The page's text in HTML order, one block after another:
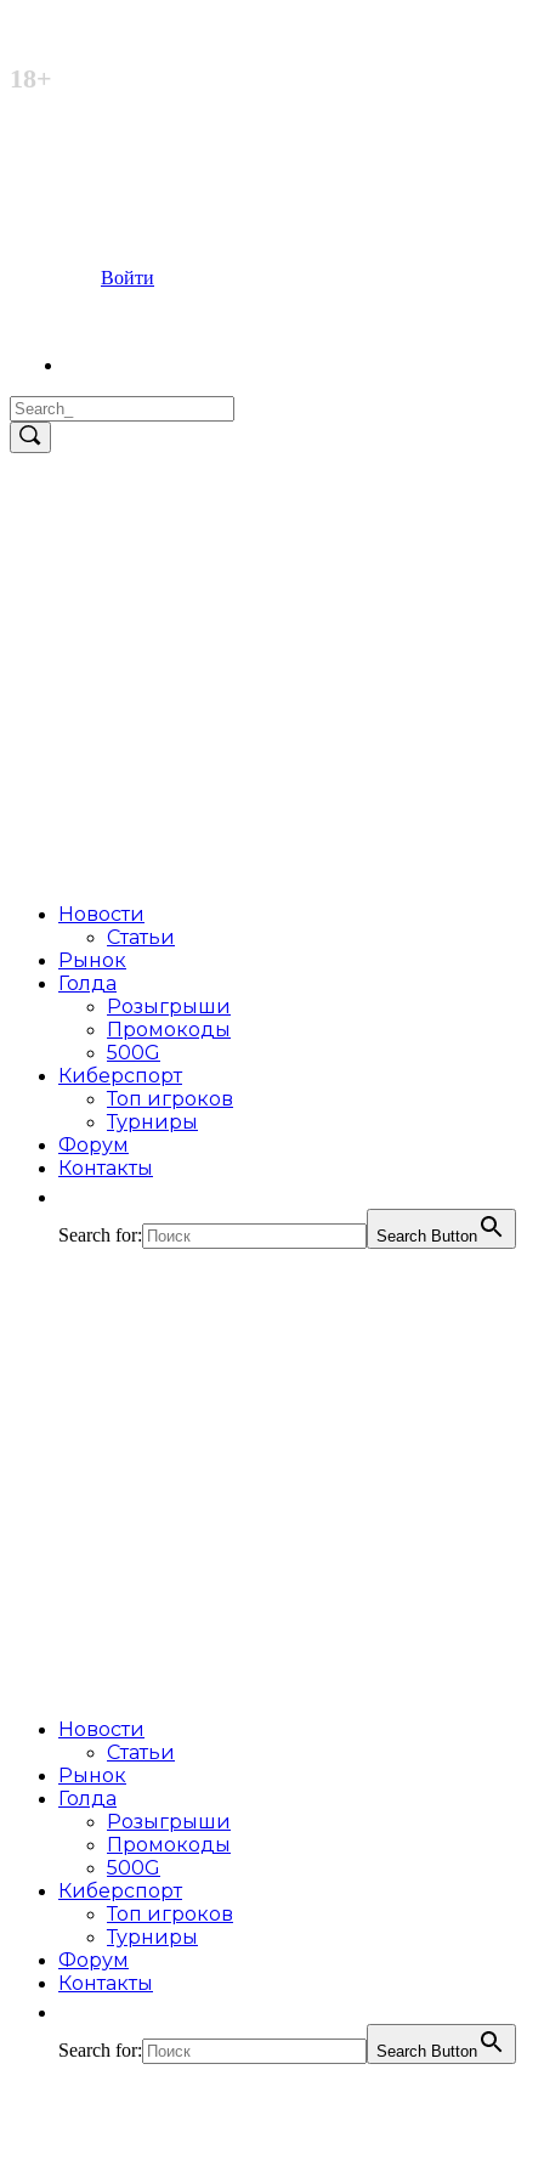
18+
Войти
Новости
Статьи
Рынок
Голда
Розыгрыши
Промокоды
500G
Киберспорт
Топ игроков
Турниры
Форум
Контакты
Search for: Search Button
Новости
Статьи
Рынок
Голда
Розыгрыши
Промокоды
500G
Киберспорт
Топ игроков
Турниры
Форум
Контакты
Search for: Search Button